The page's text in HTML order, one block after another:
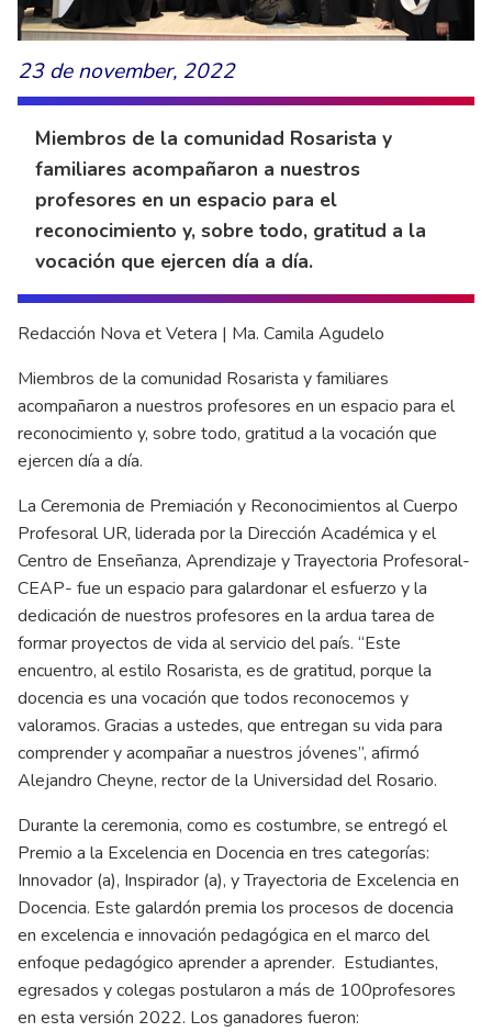
23 de november, 2022
Miembros de la comunidad Rosarista y
familiares acompañaron a nuestros
profesores en un espacio para el
reconocimiento y, sobre todo, gratitud a la
vocación que ejercen día a día.
Redacción Nova et Vetera | Ma. Camila Agudelo
Miembros de la comunidad Rosarista y familiares
acompañaron a nuestros profesores en un espacio para el
reconocimiento y, sobre todo, gratitud a la vocación que
ejercen día a día.
La Ceremonia de Premiación y Reconocimientos al Cuerpo
Profesoral UR, liderada por la Dirección Académica y el
Centro de Enseñanza, Aprendizaje y Trayectoria Profesoral-
CEAP- fue un espacio para galardonar el esfuerzo y la
dedicación de nuestros profesores en la ardua tarea de
formar proyectos de vida al servicio del país. “Este
encuentro, al estilo Rosarista, es de gratitud, porque la
docencia es una vocación que todos reconocemos y
valoramos. Gracias a ustedes, que entregan su vida para
comprender y acompañar a nuestros jóvenes”, afirmó
Alejandro Cheyne, rector de la Universidad del Rosario.
Durante la ceremonia, como es costumbre, se entregó el
Premio a la Excelencia en Docencia en tres categorías:
Innovador (a), Inspirador (a), y Trayectoria de Excelencia en
Docencia. Este galardón premia los procesos de docencia
en excelencia e innovación pedagógica en el marco del
enfoque pedagógico aprender a aprender. Estudiantes,
egresados y colegas postularon a más de 100profesores
en esta versión 2022. Los ganadores fueron: